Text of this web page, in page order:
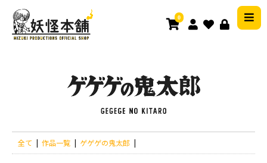
0
全て | 作品一覧 | ゲゲゲの鬼太郎 |